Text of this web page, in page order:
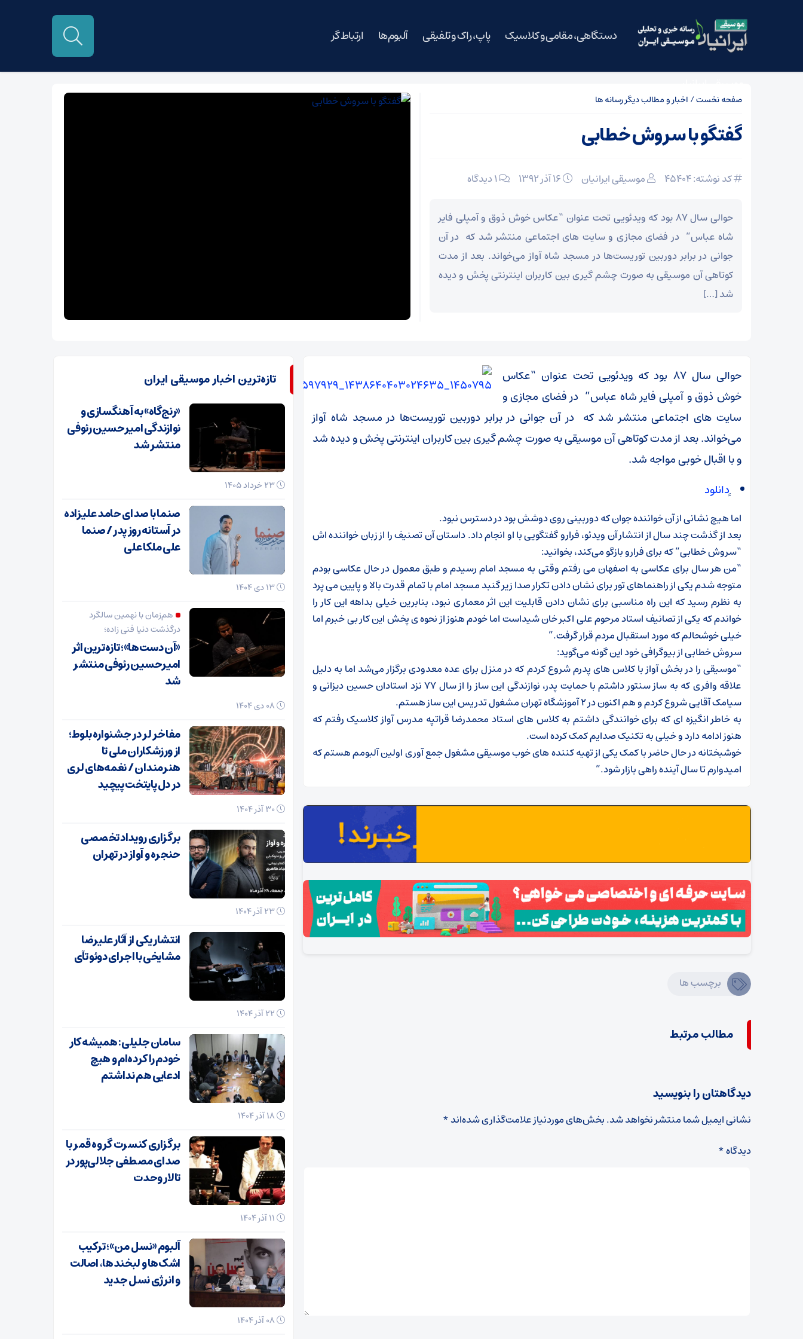
دستگاهی، مقامی و کلاسیک پاپ، راک و تلفیقی آلبوم‌ها ارتباط گر
صفحه نخست/ اخبار و مطالب دیگر رسانه ها
گفتگو با سروش خطابی
کد نوشته: 45404 موسیقی ایرانیان ۱ دیدگاه
حوالی سال ۸۷ بود که ویدئویی تحت عنوان “عکاس خوش ذوق و آمپلی فایر
شاه عباس” در فضای مجازی و سایت های اجتماعی منتشر شد که در آن
جوانی در برابر دوربین توریست‌ها در مسجد شاه آواز می‌خواند. بعد از مدت
کوتاهی آن موسیقی به صورت چشم گیری بین کاربران اینترنتی پخش و دیده
شد […]
حوالی سال ۸۷ بود که ویدئویی تحت عنوان “عکاس
خوش ذوق و آمپلی فایر شاه عباس” در فضای مجازی و
سایت های اجتماعی منتشر شد که در آن جوانی در برابر دوربین توریست‌ها در مسجد شاه آواز
می‌خواند. بعد از مدت کوتاهی آن موسیقی به صورت چشم گیری بین کاربران اینترنتی پخش و دیده شد
و با اقبال خوبی مواجه شد.
ِِدانلود
اما هیچ نشانی از آن خواننده جوان که دوربینی روی دوشش بود در دسترس نبود.
بعد از گذشت چند سال از انتشار آن ویدئو، فرارو گفتگویی با او انجام داد. داستان آن تصنیف را از زبان خواننده اش
“سروش خطابی” که برای فرارو بازگو می‌کند، بخوانید:
“من هر سال برای عکاسی به اصفهان می رفتم وقتی به مسجد امام رسیدم و طبق معمول در حال عکاسی بودم
متوجه شدم یکی از راهنماهای تور برای نشان دادن تکرار صدا زیر گنبد مسجد امام با تمام قدرت بالا و پایین می پرد
به نظرم رسید که این راه مناسبی برای نشان دادن قابلیت این اثر معماری نبود، بنابرین خیلی بداهه این کار را
خواندم که یکی از تصانیف استاد مرحوم علی اکبر خان شیداست اما خودم هنوز از نحوه ی پخش این کار بی خبرم اما
خیلی خوشحالم که مورد استقبال مردم قرار گرفت.”
سروش خطابی از بیوگرافی خود این گونه می‌گوید:
“موسیقی را در بخش آواز با کلاس های پدرم شروع کردم که در منزل برای عده معدودی برگزار می‌شد اما به دلیل
علاقه وافری که به ساز سنتور داشتم با حمایت پدر، نوازندگی این ساز را از سال ۷۷ نزد استادان حسین دیزانی و
سیامک آقایی شروع کردم و هم اکنون در ۲ آموزشگاه تهران مشغول تدریس این ساز هستم.
به خاطر انگیزه ای که برای خوانندگی داشتم به کلاس های استاد محمدرضا قراتپه مدرس آواز کلاسیک رفتم که
هنوز ادامه دارد و خیلی به تکنیک صدایم کمک کرده است.
خوشبختانه در حال حاضر با کمک یکی از تهیه کننده های خوب موسیقی مشغول جمع آوری اولین آلبومم هستم که
امیدوارم تا سال آینده راهی بازار شود.”
برچسب ها
مطالب مرتبط
دیدگاهتان را بنویسید
نشانی ایمیل شما منتشر نخواهد شد.بخش‌های موردنیاز علامت‌گذاری شده‌اند*
دیدگاه*
تازه‌ترین اخبار موسیقی ایران
«رنج‌گاه» به آهنگسازی و
نوازندگی امیرحسین رئوفی
منتشر شد
صنما با صدای حامد علیزاده
در آستانه روز پدر / صنما
علی ملکا علی
هم‌زمان با نهمین سالگرد
درگذشت دنیا فنی زاده؛
«آن دست‌ها»؛ تازه‌ترین اثر
امیرحسین رئوفی منتشر
شد
مفاخر لر در جشنواره بلوط؛
از ورزشکاران ملی تا
هنرمندان / نغمه‌های لری
در دل پایتخت پیچید
برگزاری رویداد تخصصی
حنجره و آواز در تهران
انتشار یکی از آثار علیرضا
مشایخی با اجرای دوئو تآی
سامان جلیلی: همیشه کار
خودم را کرده‌ام و هیچ
ادعایی هم نداشتم
برگزاری کنسرت گروه قمر با
صدای مصطفی جلالی‌پور در
تالار وحدت
آلبوم «نسل من»؛ ترکیب
اشک‌ها و لبخندها، اصالت
و انرژی نسل جدید